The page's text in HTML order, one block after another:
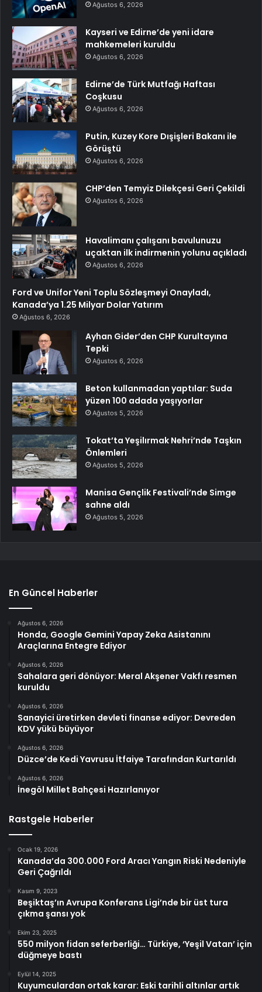
Ağustos 6, 2026
Kayseri ve Edirne’de yeni idare
mahkemeleri kuruldu
Ağustos 6, 2026
Edirne’de Türk Mutfağı Haftası
Coşkusu
Ağustos 6, 2026
Putin, Kuzey Kore Dışişleri Bakanı ile
Görüştü
Ağustos 6, 2026
CHP’den Temyiz Dilekçesi Geri Çekildi
Ağustos 6, 2026
Havalimanı çalışanı bavulunuzu
uçaktan ilk indirmenin yolunu açıkladı
Ağustos 6, 2026
Ford ve Unifor Yeni Toplu Sözleşmeyi Onayladı,
Kanada’ya 1.25 Milyar Dolar Yatırım
Ağustos 6, 2026
Ayhan Gider’den CHP Kurultayına
Tepki
Ağustos 6, 2026
Beton kullanmadan yaptılar: Suda
yüzen 100 adada yaşıyorlar
Ağustos 5, 2026
Tokat’ta Yeşilırmak Nehri’nde Taşkın
Önlemleri
Ağustos 5, 2026
Manisa Gençlik Festivali’nde Simge
sahne aldı
Ağustos 5, 2026
En Güncel Haberler
Ağustos 6, 2026
Honda, Google Gemini Yapay Zeka Asistanını
Araçlarına Entegre Ediyor
Ağustos 6, 2026
Sahalara geri dönüyor: Meral Akşener Vakfı resmen
kuruldu
Ağustos 6, 2026
Sanayici üretirken devleti finanse ediyor: Devreden
KDV yükü büyüyor
Ağustos 6, 2026
Düzce’de Kedi Yavrusu İtfaiye Tarafından Kurtarıldı
Ağustos 6, 2026
İnegöl Millet Bahçesi Hazırlanıyor
Rastgele Haberler
Ocak 19, 2026
Kanada’da 300.000 Ford Aracı Yangın Riski Nedeniyle
Geri Çağrıldı
Kasım 9, 2023
Beşiktaş’ın Avrupa Konferans Ligi’nde bir üst tura
çıkma şansı yok
Ekim 23, 2025
550 milyon fidan seferberliği… Türkiye, ‘Yeşil Vatan’ için
düğmeye bastı
Eylül 14, 2025
Kuyumculardan ortak karar: Eski tarihli altınlar artık